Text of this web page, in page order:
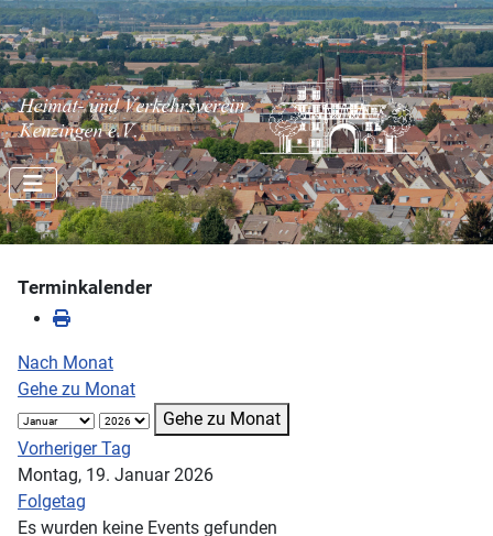
Terminkalender
Nach Monat
Gehe zu Monat
Gehe zu Monat
Vorheriger Tag
Montag, 19. Januar 2026
Folgetag
Es wurden keine Events gefunden